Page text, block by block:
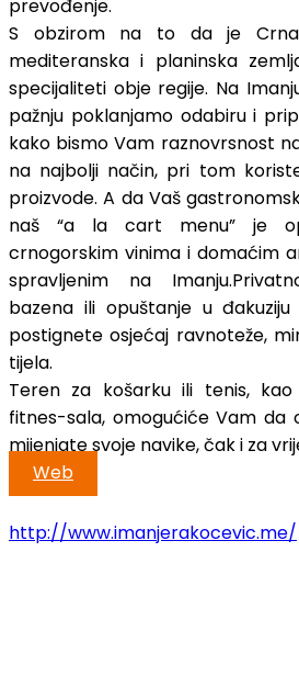
prevođenje.
S obzirom na to da je Crna
mediteranska i planinska
specijaliteti obje regije. Na
pažnju poklanjamo odabiru i
kako bismo Vam raznovrsnost
na najbolji način, pri tom
proizvode. A da Vaš
naš “a la cart menu” je
crnogorskim vinima i domaćim
spravljenim na
bazena ili opuštanje u
postignete osjećaj ravnoteže,
tijela.
Teren za košarku ili tenis,
fitnes-sala, omogućiće Vam
mijenjate svoje navike, čak i za
Web
http://www.imanjerakocevic.me/